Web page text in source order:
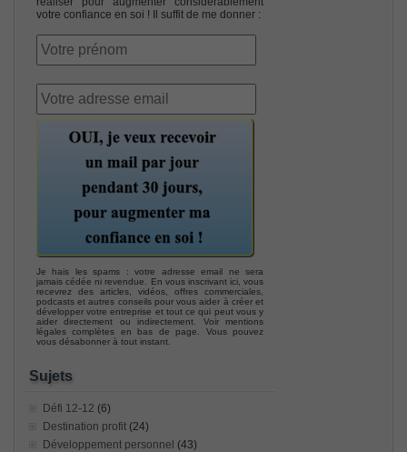
votre confiance en soi ! Il suffit de me donner :
Je hais les spams : votre adresse email ne sera
jamais cédée ni revendue. En vous inscrivant ici, vous
recevrez des articles, vidéos, offres commerciales,
podcasts et autres conseils pour vous aider à créer et
développer votre entreprise et tout ce qui peut vous y
aider directement ou indirectement. Voir mentions
légales complètes en bas de page. Vous pouvez
vous désabonner à tout instant.
Sujets
Défi 12-12 (6)
Destination profit (24)
Développement personnel (43)